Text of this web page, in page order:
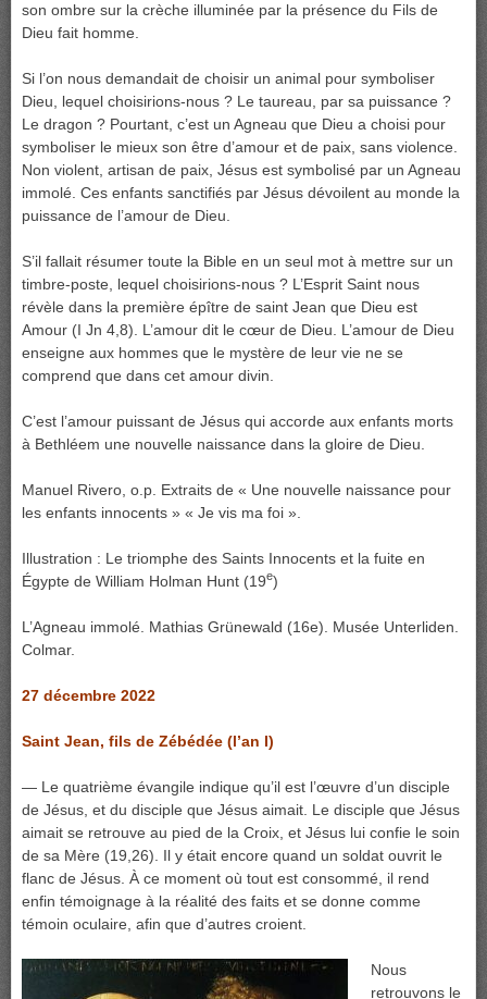
son ombre sur la crèche illuminée par la présence du Fils de
Dieu fait homme.
Si l’on nous demandait de choisir un animal pour symboliser
Dieu, lequel choisirions-nous ? Le taureau, par sa puissance ?
Le dragon ? Pourtant, c’est un Agneau que Dieu a choisi pour
symboliser le mieux son être d’amour et de paix, sans violence.
Non violent, artisan de paix, Jésus est symbolisé par un Agneau
immolé. Ces enfants sanctifiés par Jésus dévoilent au monde la
puissance de l’amour de Dieu.
S’il fallait résumer toute la Bible en un seul mot à mettre sur un
timbre-poste, lequel choisirions-nous ? L’Esprit Saint nous
révèle dans la première épître de saint Jean que Dieu est
Amour (I Jn 4,8). L’amour dit le cœur de Dieu. L’amour de Dieu
enseigne aux hommes que le mystère de leur vie ne se
comprend que dans cet amour divin.
C’est l’amour puissant de Jésus qui accorde aux enfants morts
à Bethléem une nouvelle naissance dans la gloire de Dieu.
Manuel Rivero, o.p. Extraits de « Une nouvelle naissance pour
les enfants innocents » « Je vis ma foi ».
Illustration : Le triomphe des Saints Innocents et la fuite en
Égypte de William Holman Hunt (19e)
L’Agneau immolé. Mathias Grünewald (16e). Musée Unterliden.
Colmar.
27 décembre 2022
Saint Jean, fils de Zébédée (l’an I)
— Le quatrième évangile indique qu’il est l’œuvre d’un disciple
de Jésus, et du disciple que Jésus aimait. Le disciple que Jésus
aimait se retrouve au pied de la Croix, et Jésus lui confie le soin
de sa Mère (19,26). Il y était encore quand un soldat ouvrit le
flanc de Jésus. À ce moment où tout est consommé, il rend
enfin témoignage à la réalité des faits et se donne comme
témoin oculaire, afin que d’autres croient.
Nous
retrouvons le